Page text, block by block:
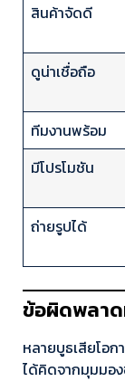
สินค้าจัดดี
ดูน่าเชื่อถือ
ทีมงานพร้อม
มีโปรโมชัน
ถ่ายรูปได้
ข้อผิดพลาด
หลายบูธเสียโอก
ได้คิดจากมุมมอ